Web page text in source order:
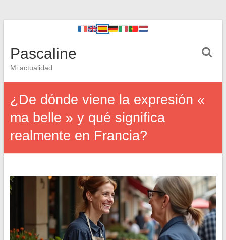
Pascaline
Mi actualidad
¿De dónde viene la expresión «
ma belle » y qué significa
realmente en Francia?